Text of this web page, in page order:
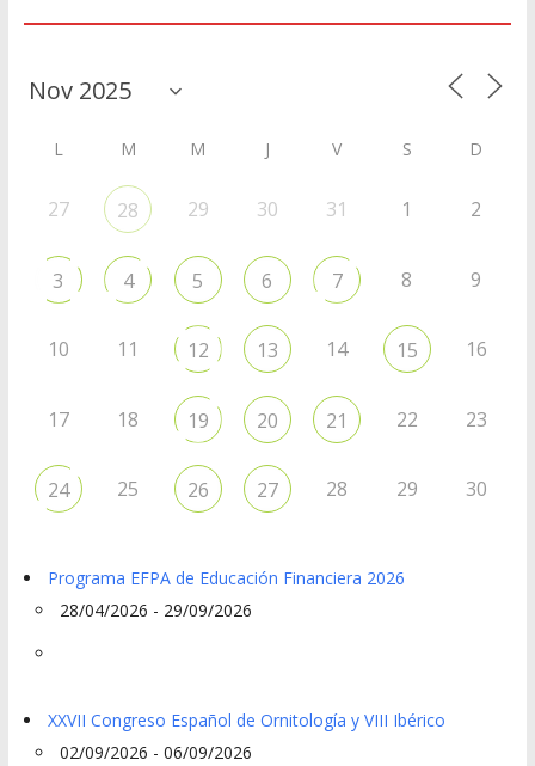
L M M J V S D
27 28 29 30 31 1 2
3 4 5 6 7 8 9
10 11 12 13 14 15 16
17 18 19 20 21 22 23
24 25 26 27 28 29 30
Programa EFPA de Educación Financiera 2026
28/04/2026 - 29/09/2026
XXVII Congreso Español de Ornitología y VIII Ibérico
02/09/2026 - 06/09/2026